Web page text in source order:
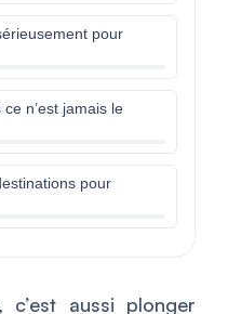
pour
n’est jamais le
pour
aussi plonger